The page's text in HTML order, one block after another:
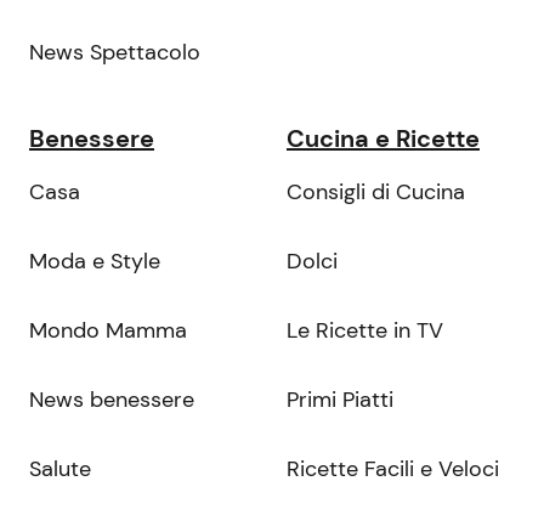
News Spettacolo
Benessere
Casa
Moda e Style
Mondo Mamma
News benessere
Salute
Cucina e Ricette
Consigli di Cucina
Dolci
Le Ricette in TV
Primi Piatti
Ricette Facili e Veloci